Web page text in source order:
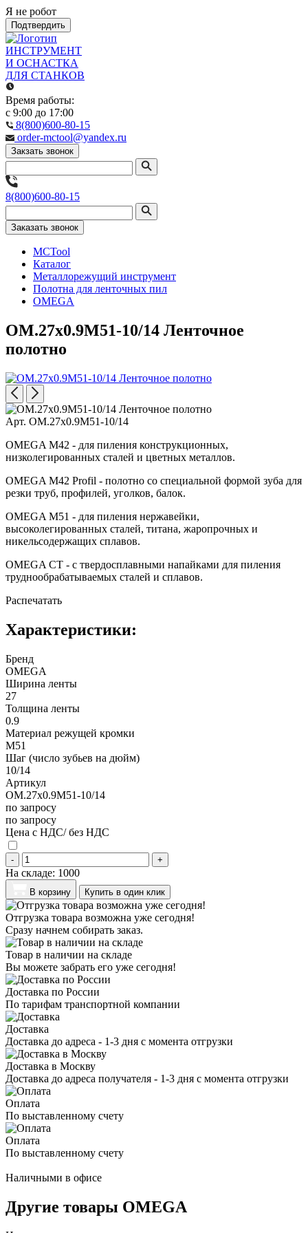
Я не робот
Подтвердить
ИНСТРУМЕНТ
И ОСНАСТКА
ДЛЯ СТАНКОВ
Время работы:
с 9:00 до 17:00
8(800)600-80-15
order-mctool@yandex.ru
Закзать звонок
8(800)600-80-15
Заказать звонок
MCTool
Каталог
Металлорежущий инструмент
Полотна для ленточных пил
OMEGA
OM.27x0.9M51-10/14 Ленточное
полотно
Арт. OM.27x0.9M51-10/14
OMEGA M42 - для пиления конструкционных,
низколегированных сталей и цветных металлов.
OMEGA M42 Profil - полотно со специальной формой зуба для
резки труб, профилей, уголков, балок.
OMEGA M51 - для пиления нержавейки,
высоколегированных сталей, титана, жаропрочных и
никельсодержащих сплавов.
OMEGA CT - с твердосплавными напайками для пиления
труднообрабатываемых сталей и сплавов.
Распечатать
Характеристики:
Бренд
OMEGA
Ширина ленты
27
Толщина ленты
0.9
Материал режущей кромки
M51
Шаг (число зубьев на дюйм)
10/14
Артикул
OM.27x0.9M51-10/14
по запросу
по запросу
Цена с НДС/ без НДС
- +
На складе: 1000
В корзину Купить в один клик
Отгрузка товара возможна уже сегодня!
Сразу начнем собирать заказ.
Товар в наличии на складе
Вы можете забрать его уже сегодня!
Доставка по России
По тарифам транспортной компании
Доставка
Доставка до адреса - 1-3 дня с момента отгрузки
Доставка в Москву
Доставка до адреса получателя - 1-3 дня с момента отгрузки
Оплата
По выставленному счету
Оплата
По выставленному счету
Наличными в офисе
Другие товары OMEGA